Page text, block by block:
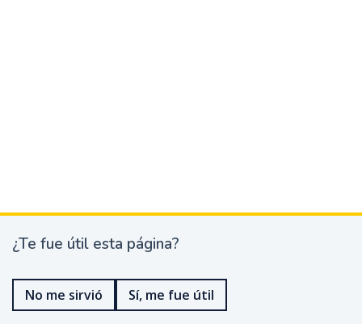
¿
e
u
¿Te fue útil esta página?
No me sirvió Sí, me fue útil